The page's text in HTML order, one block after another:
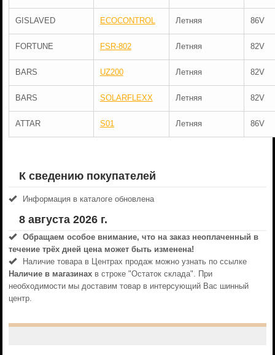
GISLAVED ECOCONTROL Летняя 86V
FORTUNE FSR-802 Летняя 82V
BARS UZ200 Летняя 82V
BARS SOLARFLEXX Летняя 82V
ATTAR S01 Летняя 86V
К сведению покупателей
Информация в каталоге обновлена
8 августа 2026 г.
Обращаем особое внимание, что на заказ неоплаченный в
течениe трёх дней цена может быть изменена!
Наличие товара в Центрах продаж можно узнать по ссылке
Наличие в магазинахв строке "Остаток склада". При
необходимости мы доставим товар в интерсующий Вас шинный
центр.